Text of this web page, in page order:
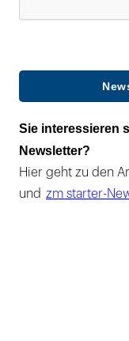
Sie interessieren
Newsletter?
Hier geht zu den
und zm starter-